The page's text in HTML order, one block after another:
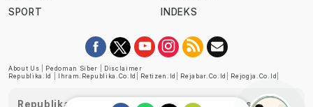
SPORT
INDEKS
About Us Pedoman Siber
Disclaimer
Republika.id
Ihram.republika.co.id Retizen.id Rejabar.co.id Rejogja.co.id
Republika telah diverifikasi oleh Dewan Pers